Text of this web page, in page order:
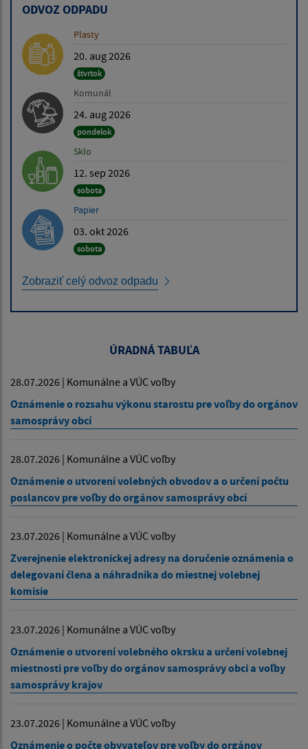
ODVOZ ODPADU
Plasty
20. aug 2026
štvrtok
Komunál
24. aug 2026
pondelok
Sklo
12. sep 2026
sobota
Papier
03. okt 2026
sobota
Zobraziť celý odvoz odpadu
ÚRADNÁ TABUĽA
28.07.2026 | Komunálne a VÚC voľby
Oznámenie o rozsahu výkonu starostu pre voľby do orgánov
samosprávy obcí
28.07.2026 | Komunálne a VÚC voľby
Oznámenie o utvorení volebných obvodov a o určení počtu
poslancov pre voľby do orgánov samosprávy obcí
23.07.2026 | Komunálne a VÚC voľby
Zverejnenie elektronickej adresy na doručenie oznámenia o
delegovaní člena a náhradníka do miestnej volebnej
komisie
23.07.2026 | Komunálne a VÚC voľby
Oznámenie o utvorení volebného okrsku a určení volebnej
miestnosti pre voľby do orgánov samosprávy obci a voľby
samosprávy krajov
23.07.2026 | Komunálne a VÚC voľby
Oznámenie o počte obyvateľov pre voľby do orgánov